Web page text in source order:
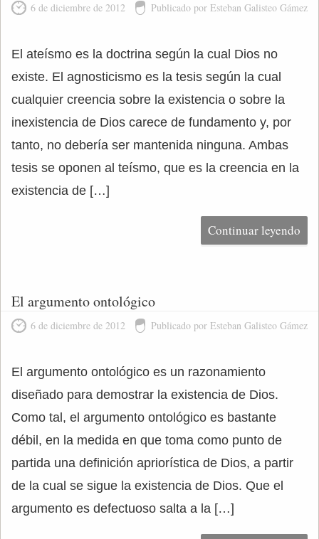
6 de diciembre de 2012 Publicado por Esteban Galisteo Gámez
El ateísmo es la doctrina según la cual Dios no
existe. El agnosticismo es la tesis según la cual
cualquier creencia sobre la existencia o sobre la
inexistencia de Dios carece de fundamento y, por
tanto, no debería ser mantenida ninguna. Ambas
tesis se oponen al teísmo, que es la creencia en la
existencia de […]
Continuar leyendo
El argumento ontológico
6 de diciembre de 2012 Publicado por Esteban Galisteo Gámez
El argumento ontológico es un razonamiento
diseñado para demostrar la existencia de Dios.
Como tal, el argumento ontológico es bastante
débil, en la medida en que toma como punto de
partida una definición apriorística de Dios, a partir
de la cual se sigue la existencia de Dios. Que el
argumento es defectuoso salta a la […]